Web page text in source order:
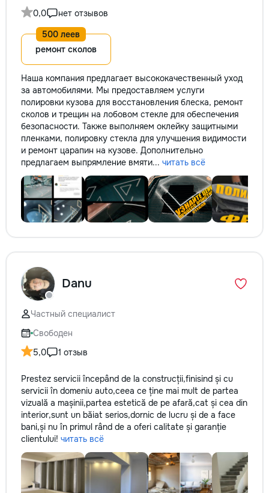
0,0
нет отзывов
ремонт сколов
Наша компания предлагает высококачественный уход
за автомобилями. Мы предоставляем услуги
полировки кузова для восстановления блеска, ремонт
сколов и трещин на лобовом стекле для обеспечения
безопасности. Также выполняем оклейку защитными
пленками, полировку стекла для улучшения видимости
и ремонт царапин на кузове. Дополнительно
предлагаем выпрямление вмяти... читать всё
Danu
Частный специалист
Свободен
5,0
1 отзыв
Prestez servicii începând de la construcții,finisind și cu
servicii în domeniu auto,ceea ce ține mai mult de partea
vizuală a mașinii,partea estetică de pe afară,cat și cea din
interior,sunt un băiat serios,dornic de lucru și de a face
bani,și nu în primul rând de a oferi calitate și garanție
clientului! читать всё